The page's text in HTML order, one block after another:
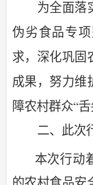
为全面落
伪劣食品专
求，深化巩固
成果，努力维
障农村群众“
二、此次
本次行动